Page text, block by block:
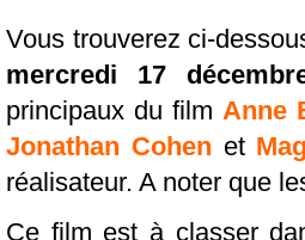
Vous trouverez ci-
mercredi 17
principaux du film Anne
Jonathan Cohen et
réalisateur. A noter que
Ce film est à classer